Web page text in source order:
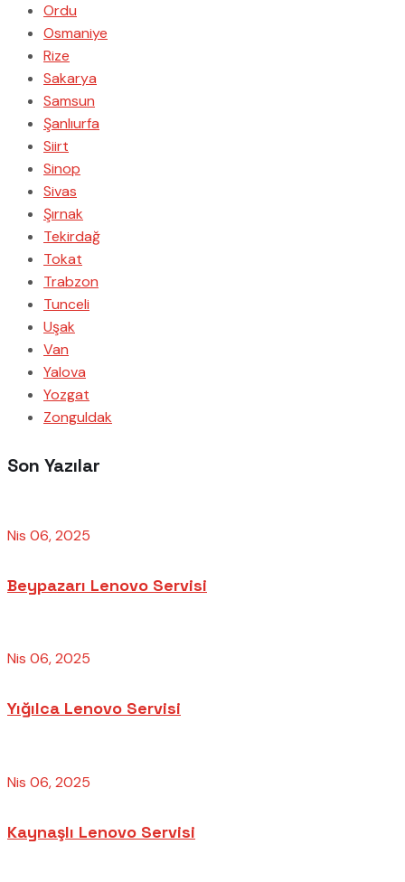
Ordu
Osmaniye
Rize
Sakarya
Samsun
Şanlıurfa
Siirt
Sinop
Sivas
Şırnak
Tekirdağ
Tokat
Trabzon
Tunceli
Uşak
Van
Yalova
Yozgat
Zonguldak
Son Yazılar
Nis 06, 2025
Beypazarı Lenovo Servisi
Nis 06, 2025
Yığılca Lenovo Servisi
Nis 06, 2025
Kaynaşlı Lenovo Servisi